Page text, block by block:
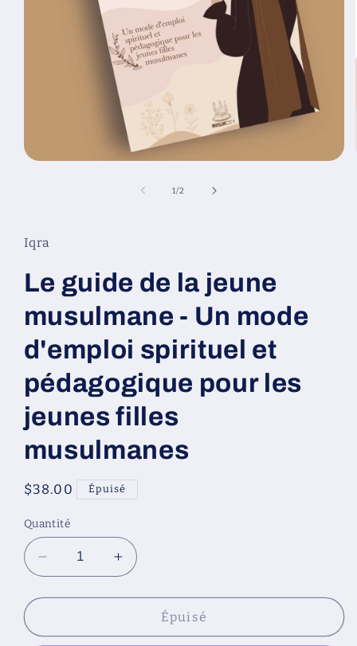
fenêtre
modale
1/de2
Iqra
Le guide de la jeune
musulmane - Un mode
d'emploi spirituel et
pédagogique pour les
jeunes filles
musulmanes
Prix
$38.00 Épuisé
Quantité
Réduire
la
quantité
Le
Augmenter
la
quantité
Le
Épuisé